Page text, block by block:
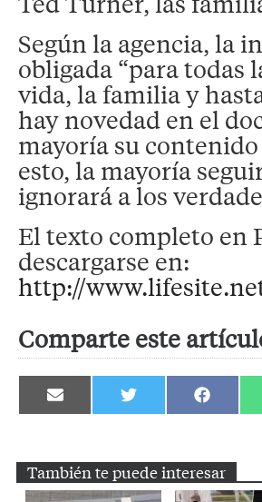
Según la agencia, la
obligada “para todas
vida, la familia y
hay novedad en el
mayoría su
esto, la mayoría
ignorará a los
El texto completo en
descargarse en:
http://
Comparte este
Compartir
en
Compartir
en
Compartir
en
También te puede interesar